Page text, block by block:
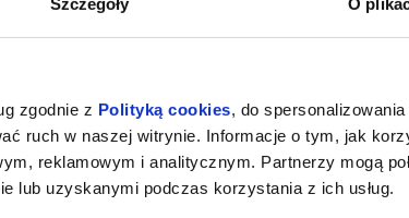
zgodnie z Polityką cookies, do
ruch w naszej witrynie. Informacje o tym, jak
reklamowym i analitycznym. Partnerzy mogą
lub uzyskanymi podczas korzystania z ich usług.
ART’N’VOICES. MIEJSCE: AULA
OPEROWE ZWIERCIADŁO